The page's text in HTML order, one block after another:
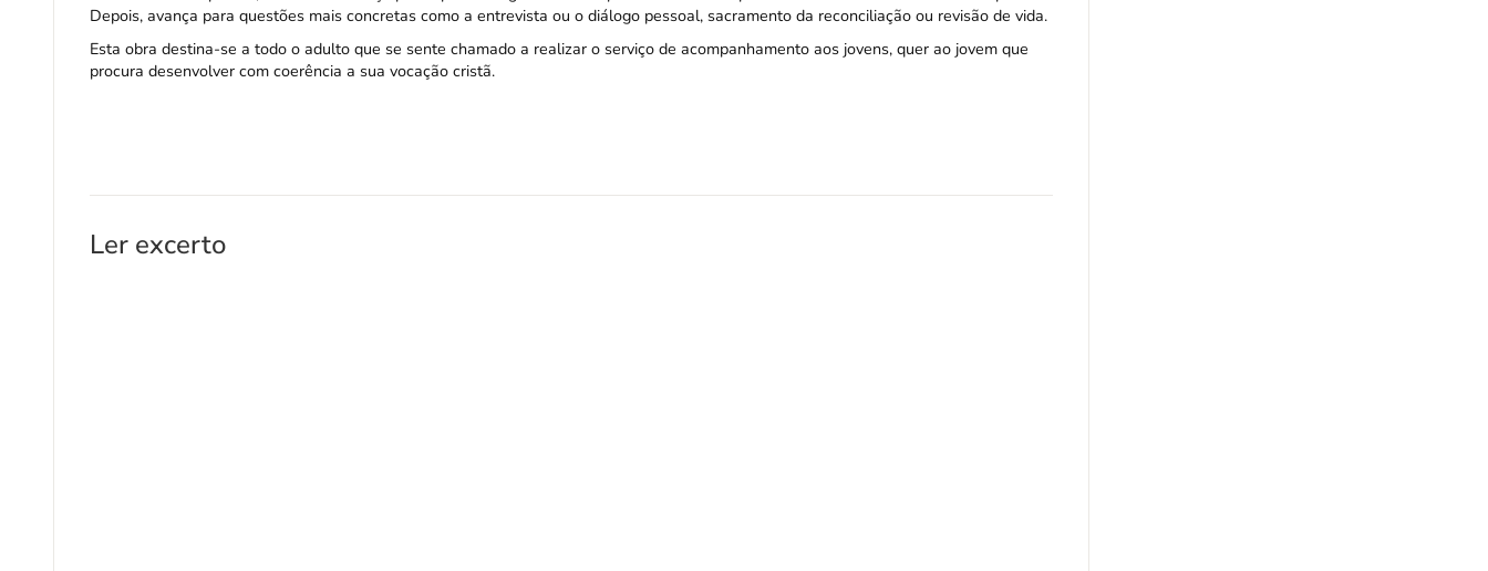
Depois, avança para questões mais concretas como a entrevista ou o diálogo pessoal, sacramento da reconciliação ou revisão de vida.
Esta obra destina-se a todo o adulto que se sente chamado a realizar o serviço de acompanhamento aos jovens, quer ao jovem que
procura desenvolver com coerência a sua vocação cristã.
Ler excerto